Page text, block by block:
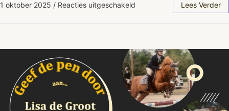
1 oktober 2025 / Reacties uitgeschakeld Lees Verder